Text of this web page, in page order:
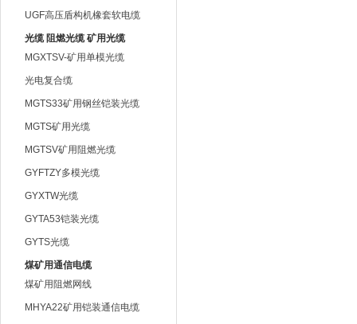
电缆
UGF高压盾构机橡套软电缆
光缆 阻燃光缆 矿用光缆
MGXTSV-矿用单模光缆
光电复合缆
MGTS33矿用钢丝铠装光缆
MGTS矿用光缆
MGTSV矿用阻燃光缆
GYFTZY多模光缆
GYXTW光缆
GYTA53铠装光缆
GYTS光缆
煤矿用通信电缆
煤矿用阻燃网线
MHYA22矿用铠装通信电缆